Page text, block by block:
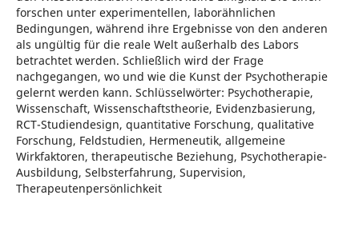
forschen unter experimentellen, laborähnlichen
Bedingungen, während ihre Ergebnisse von den anderen
als ungültig für die reale Welt außerhalb des Labors
betrachtet werden. Schließlich wird der Frage
nachgegangen, wo und wie die Kunst der Psychotherapie
gelernt werden kann. Schlüsselwörter: Psychotherapie,
Wissenschaft, Wissenschaftstheorie, Evidenzbasierung,
RCT-Studiendesign, quantitative Forschung, qualitative
Forschung, Feldstudien, Hermeneutik, allgemeine
Wirkfaktoren, therapeutische Beziehung, Psychotherapie-
Ausbildung, Selbsterfahrung, Supervision,
Therapeutenpersönlichkeit